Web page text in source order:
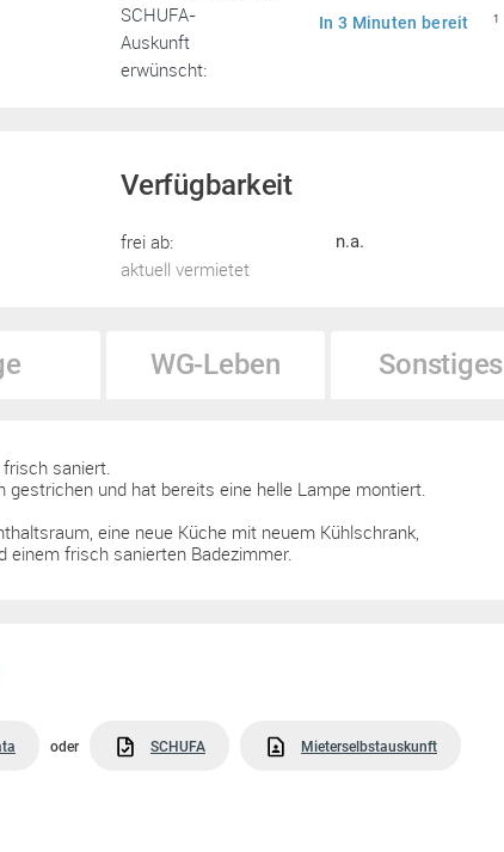
SCHUFA-
Auskunft
erwünscht:
In 3 Minuten bereit 1
Verfügbarkeit
frei ab: n.a.
aktuell vermietet
WG-Leben Sonstiges
saniert.
gestrichen und hat bereits eine helle Lampe montiert.
eine neue Küche mit neuem Kühlschrank,
einem frisch sanierten Badezimmer.
oder SCHUFA Mieterselbstauskunft